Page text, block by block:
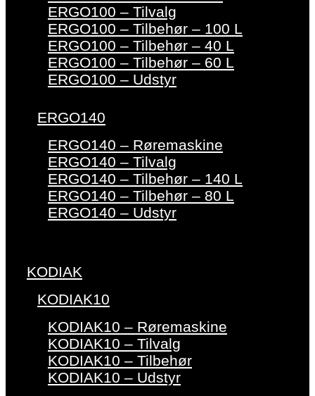
ERGO100 – Tilvalg
ERGO100 – Tilbehør – 100 L
ERGO100 – Tilbehør – 40 L
ERGO100 – Tilbehør – 60 L
ERGO100 – Udstyr
ERGO140
ERGO140 – Røremaskine
ERGO140 – Tilvalg
ERGO140 – Tilbehør – 140 L
ERGO140 – Tilbehør – 80 L
ERGO140 – Udstyr
KODIAK
KODIAK10
KODIAK10 – Røremaskine
KODIAK10 – Tilvalg
KODIAK10 – Tilbehør
KODIAK10 – Udstyr